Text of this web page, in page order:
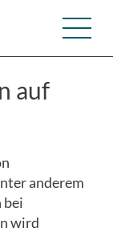
auf
anderem
bei
wird